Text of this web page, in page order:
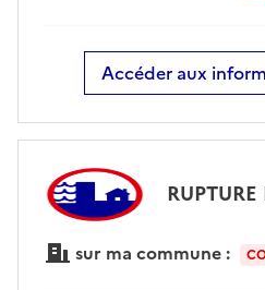
Accéder aux
sur ma commune :